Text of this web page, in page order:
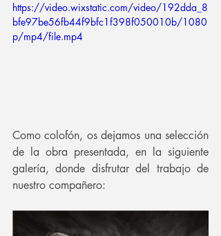
https://video.wixstatic.com/video/192dda_8
bfe97be56fb44f9bfc1f398f050010b/1080
p/mp4/file.mp4
Como colofón, os dejamos una selección
de la obra presentada, en la siguiente
galería, donde disfrutar del trabajo de
nuestro compañero: